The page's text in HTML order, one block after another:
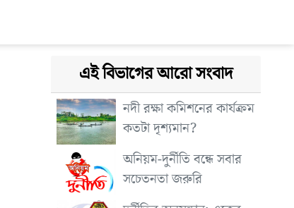
এই বিভাগের আরো সংবাদ
নদী রক্ষা কমিশনের কার্যক্রম
কতটা দৃশ্যমান?
অনিয়ম-দুর্নীতি বন্ধে সবার
সচেতনতা জরুরি